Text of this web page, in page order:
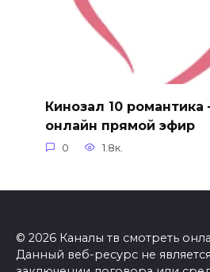
Кинозал 10
онлайн прямой эфир
0 1.8к.
© 2026 Каналы тв смотреть
Данный веб-ресурс не